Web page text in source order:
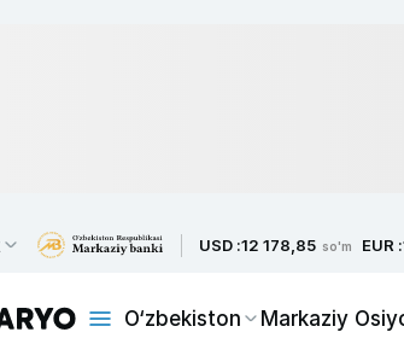
USD :12 178,85 so'm EUR :
O‘zbekiston Markaziy